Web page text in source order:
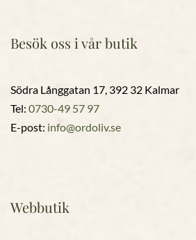
Besök oss i vår butik
Södra Långgatan 17, 392 32 Kalmar
Tel: 0730-49 57 97
E-post: info@ordoliv.se
Webbutik